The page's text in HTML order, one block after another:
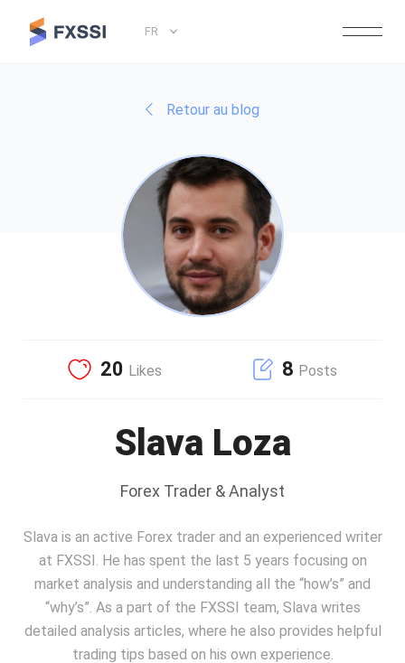
FR
Retour au blog
20 Likes 8 Posts
Slava Loza
Forex Trader & Analyst
Slava is an active Forex trader and an experienced writer
at FXSSI. He has spent the last 5 years focusing on
market analysis and understanding all the “how’s” and
“why’s”. As a part of the FXSSI team, Slavа writes
detailed analysis articles, where he also provides helpful
trading tips based on his own experience.